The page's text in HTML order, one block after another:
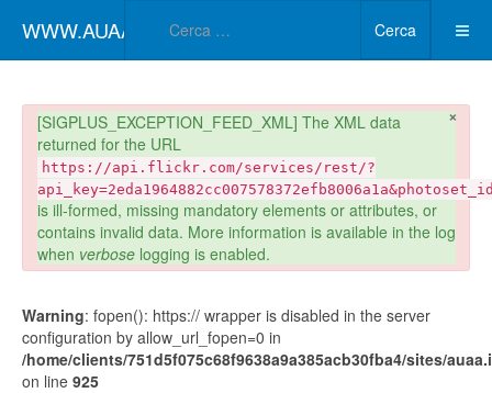
WWW.AUAA.IT
Cerca
×
danger
[SIGPLUS_EXCEPTION_FEED_XML] The XML data
returned for the URL
https://api.flickr.com/services/rest/?
is ill-formed, missing mandatory elements or attributes, or
contains invalid data. More information is available in the log
when verboselogging is enabled.
Warning: fopen(): https:// wrapper is disabled in the server
configuration by allow_url_fopen=0 in
/home/clients/751d5f075c68f9638a9a385acb30fba4/sites/
on line 925